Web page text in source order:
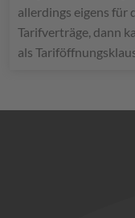
allerdings eigens für
Tarifverträge, dann
als